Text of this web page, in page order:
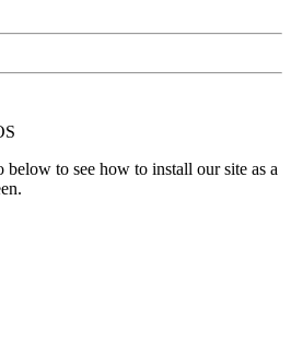
to see how to install our site as a